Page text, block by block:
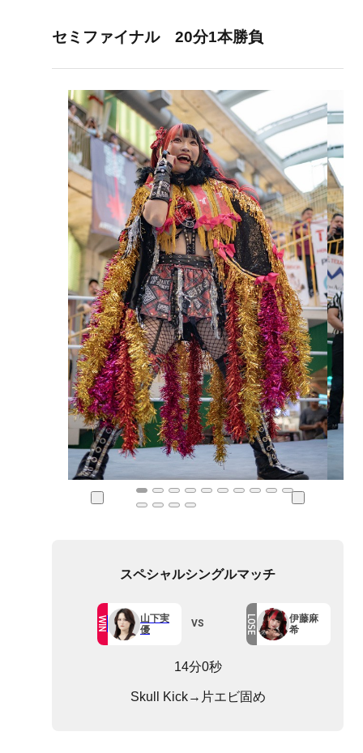
セミファイナル 20分1本勝負
スペシャルシングルマッチ
WIN
山下実
優
VS LOSE
伊藤麻
希
14分0秒
Skull Kick→片エビ固め